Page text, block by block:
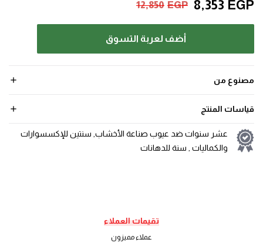
12,850 EGP 8,353 EGP
أضف لعربة التسوق
مصنوع من
قياسات المنتج
عشر سنوات ضد عيوب صناعة الأخشاب, سنتين للإكسسوارات
والكماليات , سنة للدهانات
تقيمات العملاء
عملاء مميزون